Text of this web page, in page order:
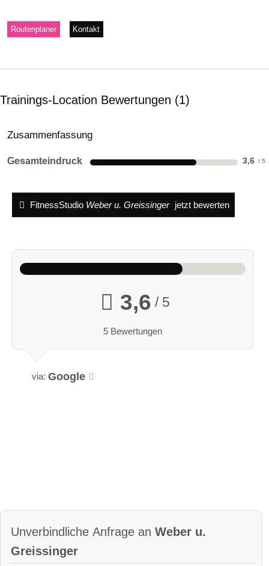
Routenplaner Kontakt
Trainings-Location Bewertungen 1
Zusammenfassung
Gesamteindruck 3,6
FitnessStudio Weber u. Greissinger jetzt bewerten
3,6 / 5
5 Bewertungen
via: Google
Unverbindliche Anfrage an Weber u.
Greissinger